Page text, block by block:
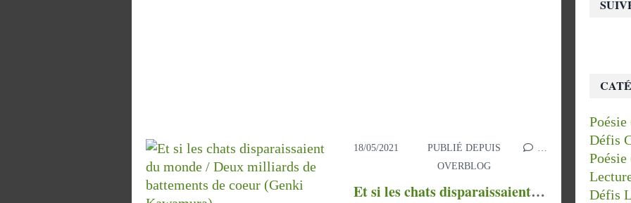
18/05/2021
PUBLIÉ DEPUIS
OVERBLOG
…
Et si les chats disparaissaient du monde / Deux milliards de battements de coeur (Genki Kawamura)
Poésie
Défis
Poésie
Défis